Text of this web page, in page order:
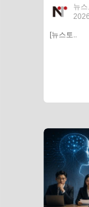
뉴
[뉴스토..